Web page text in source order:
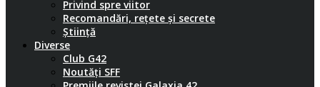
Privind spre viitor
Recomandări, rețete și secrete
Știință
Diverse
Club G42
Noutăți SFF